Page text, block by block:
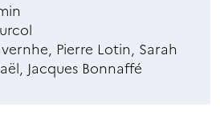
Pierre Lotin, Sarah
Jacques Bonnaffé